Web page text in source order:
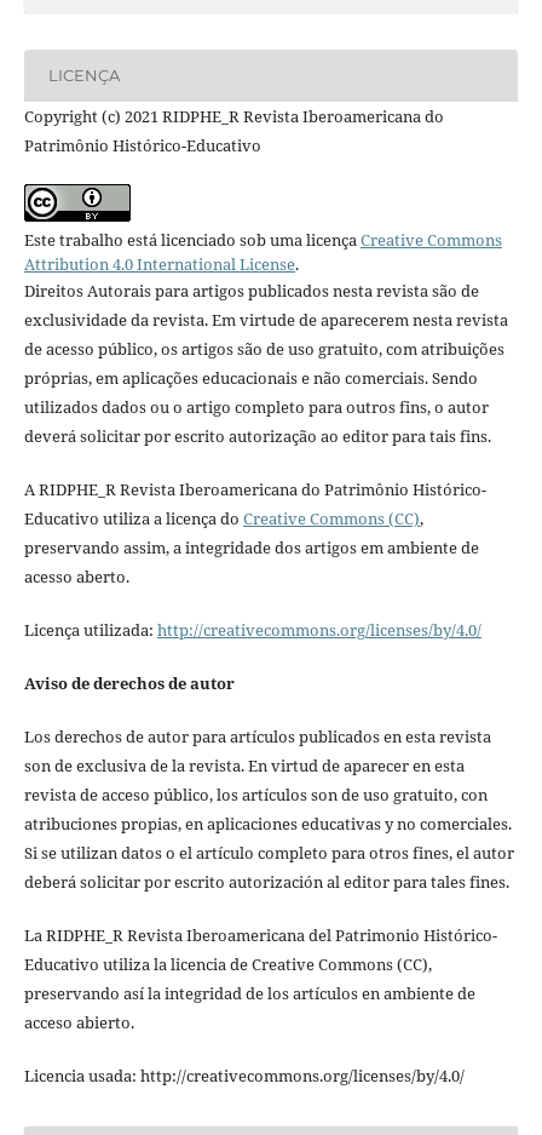
LICENÇA
Copyright (c) 2021 RIDPHE_R Revista Iberoamericana do
Patrimônio Histórico-Educativo
Este trabalho está licenciado sob uma licençaCreative Commons
Attribution 4.0 International License.
Direitos Autorais para artigos publicados nesta revista são de
exclusividade da revista. Em virtude de aparecerem nesta revista
de acesso público, os artigos são de uso gratuito, com atribuições
próprias, em aplicações educacionais e não comerciais. Sendo
utilizados dados ou o artigo completo para outros fins, o autor
deverá solicitar por escrito autorização ao editor para tais fins.
A RIDPHE_R Revista Iberoamericana do Patrimônio Histórico-
Educativo utiliza a licença do Creative Commons (CC),
preservando assim, a integridade dos artigos em ambiente de
acesso aberto.
Licença utilizada: http://creativecommons.org/licenses/by/4.0/
Aviso de derechos de autor
Los derechos de autor para artículos publicados en esta revista
son de exclusiva de la revista. En virtud de aparecer en esta
revista de acceso público, los artículos son de uso gratuito, con
atribuciones propias, en aplicaciones educativas y no comerciales.
Si se utilizan datos o el artículo completo para otros fines, el autor
deberá solicitar por escrito autorización al editor para tales fines.
La RIDPHE_R Revista Iberoamericana del Patrimonio Histórico-
Educativo utiliza la licencia de Creative Commons (CC),
preservando así la integridad de los artículos en ambiente de
acceso abierto.
Licencia usada: http://creativecommons.org/licenses/by/4.0/